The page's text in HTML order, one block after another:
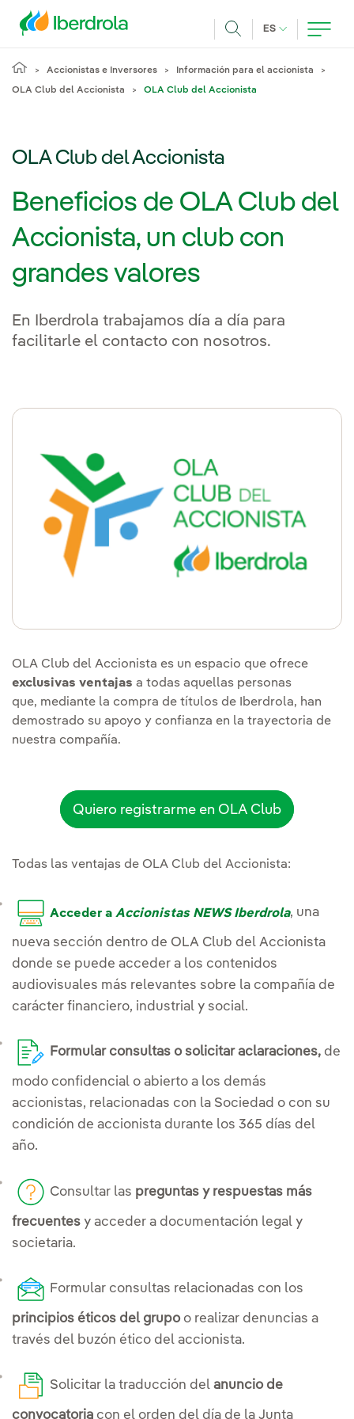
ES IDIOMA
Accionistas e Inversores Información para el accionista
OLA Club del Accionista OLA Club del Accionista
OLA Club del Accionista
Beneficios de OLA Club del
Accionista, un club con
grandes valores
En Iberdrola trabajamos día a día para
facilitarle el contacto con nosotros.
OLA Club del Accionista es un espacio que ofrece
exclusivas ventajas a todas aquellas personas
que, mediante la compra de títulos de Iberdrola, han
demostrado su apoyo y confianza en la trayectoria de
nuestra compañía.
Quiero registrarme en OLA Club
Todas las ventajas de OLA Club del Accionista:
Acceder a Accionistas NEWS Iberdrola, una
nueva sección dentro de OLA Club del Accionista
donde se puede acceder a los contenidos
audiovisuales más relevantes sobre la compañía de
carácter financiero, industrial y social.
Formular consultas o solicitar aclaraciones, de
modo confidencial o abierto a los demás
accionistas, relacionadas con la Sociedad o con su
condición de accionista durante los 365 días del
año.
Consultar las preguntas y respuestas más
frecuentes y acceder a documentación legal y
societaria.
Formular consultas relacionadas con los
principios éticos del grupo o realizar denuncias a
través del buzón ético del accionista.
Solicitar la traducción del anuncio de
convocatoria con el orden del día de la Junta